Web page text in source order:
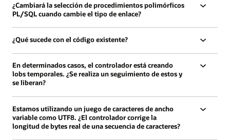
¿Cambiará la selección de procedimientos polimórficos
PL/SQL cuando cambie el tipo de enlace?
¿Qué sucede con el código existente?
En determinados casos, el controlador está creando
lobs temporales. ¿Se realiza un seguimiento de estos y
se liberan?
Estamos utilizando un juego de caracteres de ancho
variable como UTF8. ¿El controlador corrige la
longitud de bytes real de una secuencia de caracteres?